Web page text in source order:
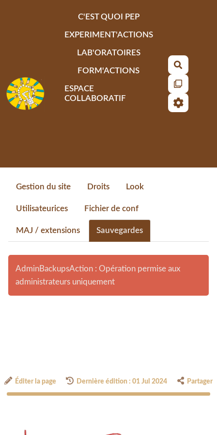
C'EST QUOI PEP
EXPERIMENT'ACTIONS
LAB'ORATOIRES
FORM'ACTIONS
ESPACE
COLLABORATIF
Gestion du site Droits Look
Utilisateurices Fichier de conf
MAJ / extensions Sauvegardes
AdminBackupsAction : Opération permise aux
administrateurs uniquement
Éditer la page Dernière édition : 01 Jul 2024 Partager